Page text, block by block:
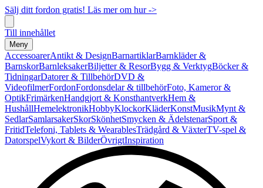
Sälj ditt fordon gratis! Läs mer om hur ->
Till innehållet
Meny
AccessoarerAntikt & DesignBarnartiklarBarnkläder &
BarnskorBarnleksakerBiljetter & ResorBygg & VerktygBöcker &
TidningarDatorer & TillbehörDVD &
VideofilmerFordonFordonsdelar & tillbehörFoto, Kameror &
OptikFrimärkenHandgjort & KonsthantverkHem &
HushållHemelektronikHobbyKlockorKläderKonstMusikMynt &
SedlarSamlarsakerSkorSkönhetSmycken & ÄdelstenarSport &
FritidTelefoni, Tablets & WearablesTrädgård & VäxterTV-spel &
DatorspelVykort & BilderÖvrigtInspiration